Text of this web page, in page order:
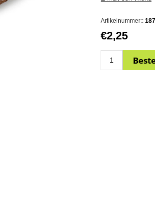
Artikelnummer::
€2,25